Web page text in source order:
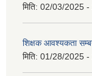
मिति: 02/03/2025 -
शिक्षक आवश्यकता
मिति: 01/28/2025 -